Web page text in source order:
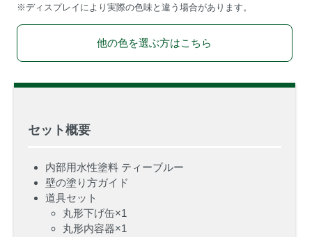
※ディスプレイにより実際の色味と違う場合があります。
他の色を選ぶ方はこちら
セット概要
内部用水性塗料 ティーブルー
壁の塗り方ガイド
道具セット
丸形下げ缶×1
丸形内容器×1